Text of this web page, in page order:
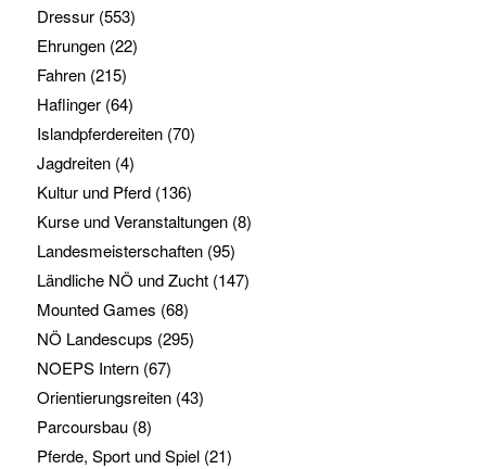
Dressur(553)
Ehrungen(22)
Fahren(215)
Haflinger(64)
Islandpferdereiten(70)
Jagdreiten(4)
Kultur und Pferd(136)
Kurse und Veranstaltungen(8)
Landesmeisterschaften(95)
Ländliche NÖ und Zucht(147)
Mounted Games (68)
NÖ Landescups (295)
NOEPS Intern(67)
Orientierungsreiten(43)
Parcoursbau(8)
Pferde, Sport und Spiel(21)